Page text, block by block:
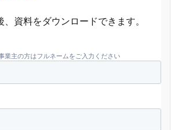
、資料をダウンロードできます。
業主の方はフルネームをご入力ください